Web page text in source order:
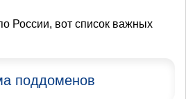
России, вот список важных
поддоменов